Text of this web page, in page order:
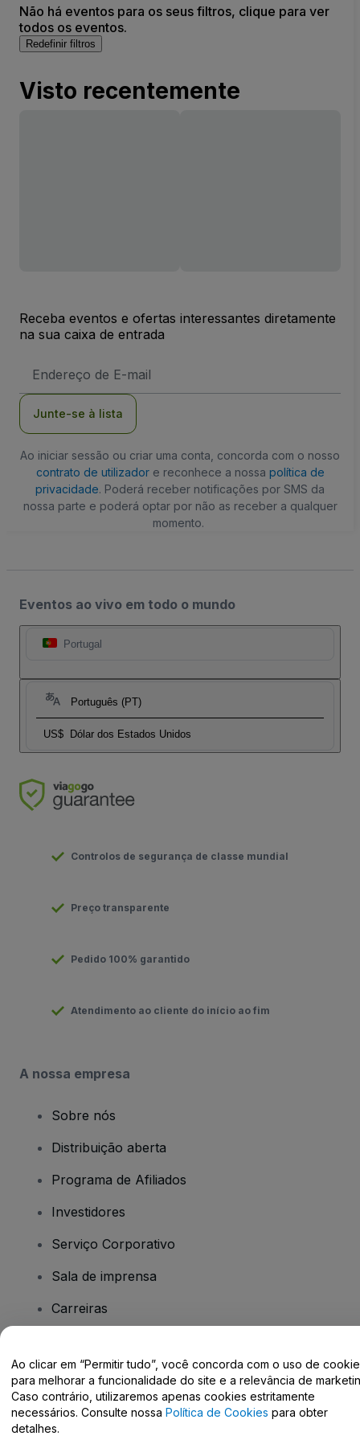
Não há eventos para os seus filtros, clique para ver
todos os eventos.
Redefinir filtros
Visto recentemente
Receba eventos e ofertas interessantes diretamente
na sua caixa de entrada
de
Junte-se à lista
Ao iniciar sessão ou criar uma conta, concorda com o nosso
contrato de utilizadore reconhece a nossa política de
privacidade. Poderá receber notificações por SMS da
nossa parte e poderá optar por não as receber a qualquer
momento.
Eventos ao vivo em todo o mundo
Portugal
Português (PT)
US$ Dólar dos Estados Unidos
Controlos de segurança de classe mundial
Preço transparente
Pedido 100% garantido
Atendimento ao cliente do início ao fim
A nossa empresa
Sobre nós
Distribuição aberta
Programa de Afiliados
Investidores
Serviço Corporativo
Sala de imprensa
Carreiras
Tem dúvidas?
Centro de Ajuda / Fale Conosco
Ao clicar em “Permitir tudo”, você concorda com o uso de
para melhorar a funcionalidade do site e a relevância de
Caso contrário, utilizaremos apenas cookies estritamente
necessários. Consulte nossa Política de Cookies para obter
detalhes.